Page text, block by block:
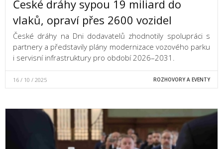
České dráhy sypou 19 miliard do
vlaků, opraví přes 2600 vozidel
České dráhy na Dni dodavatelů zhodnotily spolupráci s
partnery a představily plány modernizace vozového parku
i servisní infrastruktury pro období 2026–2031.
16 / 10 / 2025 ROZHOVORY A EVENTY